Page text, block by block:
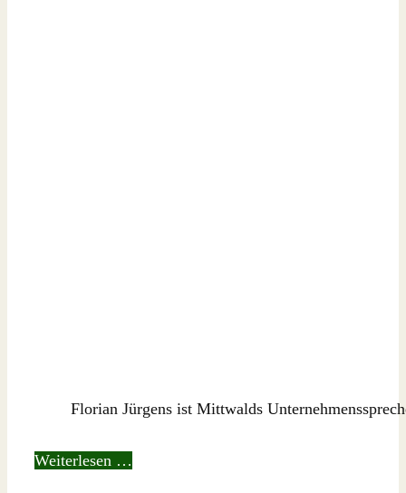
Florian Jürgens ist Mittwalds
Weiterlesen …